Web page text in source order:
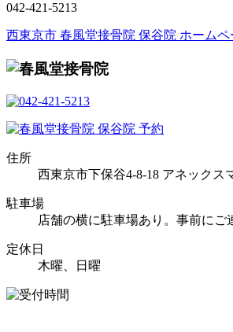
042-421-5213
西東京市 春風堂接骨院 保谷院 ホームペ
住所
西東京市下保谷4-8-18 アネックス
駐車場
店舗の横に駐車場あり。事前にご
定休日
木曜、日曜